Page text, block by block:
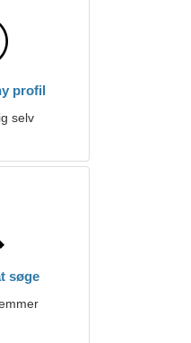
profil
selv
søge